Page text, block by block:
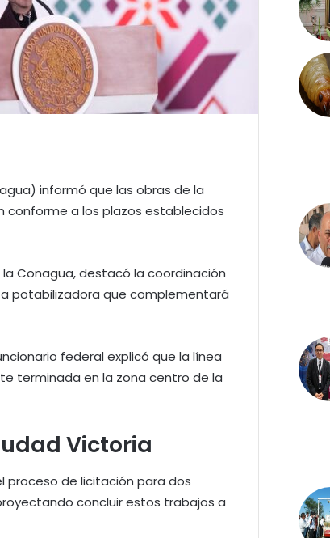
informó que las obras de la
conforme a los plazos establecidos
Conagua, destacó la coordinación
potabilizadora que complementará
federal explicó que la línea
terminada en la zona centro de la
Victoria
proceso de licitación para dos
concluir estos trabajos a